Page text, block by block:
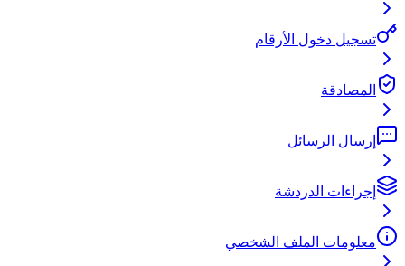
تسجيل دخول الأرقام
المصادقة
إرسال الرسائل
إجراءات الدردشة
معلومات الملف الشخصي